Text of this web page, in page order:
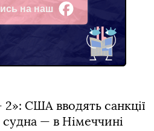
на наш
2»: США вводять санкції
— в Німеччині